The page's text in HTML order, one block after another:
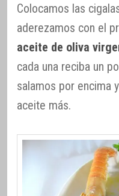
Colocamos las
aderezamos con el
aceite de oliva
cada una reciba un
salamos por encima
aceite más.